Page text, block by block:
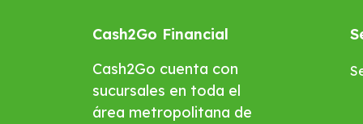
Cash2Go Financial
Cash2Go cuenta con
sucursales en toda el
área metropolitana de